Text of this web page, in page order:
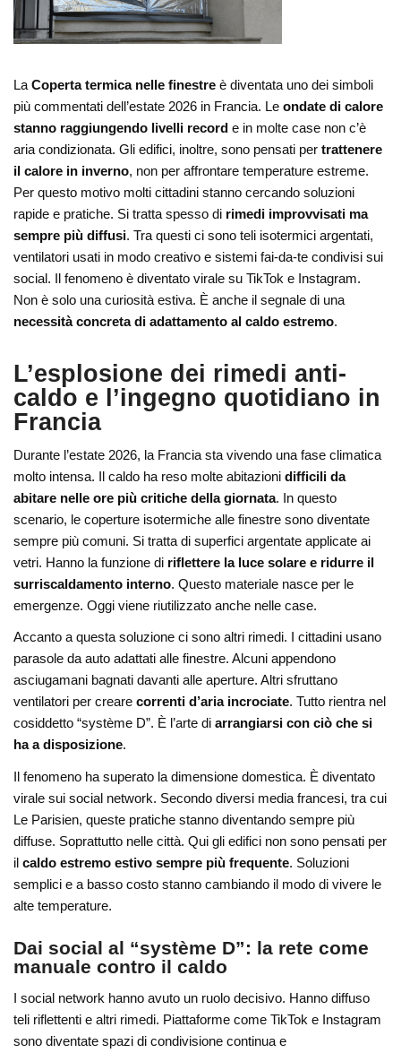
LaCoperta termica nelle finestre è diventata uno dei simboli
più commentati dell’estate 2026 in Francia. Leondate di calore
stanno raggiungendo livelli record e in molte case non c’è
aria condizionata. Gli edifici, inoltre, sono pensati pertrattenere
il calore in inverno, non per affrontare temperature estreme.
Per questo motivo molti cittadini stanno cercando soluzioni
rapide e pratiche. Si tratta spesso di rimedi improvvisati ma
sempre più diffusi. Tra questi ci sono teli isotermici argentati,
ventilatori usati in modo creativo e sistemi fai-da-te condivisi sui
social. Il fenomeno è diventato virale su TikTok e Instagram.
Non è solo una curiosità estiva. È anche il segnale di una
necessità concreta di adattamento al caldo estremo.
L’esplosione dei rimedi anti-
caldo e l’ingegno quotidiano in
Francia
Durante l’estate 2026, la Francia sta vivendo una fase climatica
molto intensa. Il caldo ha reso molte abitazionidifficili da
abitare nelle ore più critiche della giornata. In questo
scenario, le coperture isotermiche alle finestre sono diventate
sempre più comuni. Si tratta di superfici argentate applicate ai
vetri. Hanno la funzione di riflettere la luce solare e ridurre il
surriscaldamento interno. Questo materiale nasce per le
emergenze. Oggi viene riutilizzato anche nelle case.
Accanto a questa soluzione ci sono altri rimedi. I cittadini usano
parasole da auto adattati alle finestre. Alcuni appendono
asciugamani bagnati davanti alle aperture. Altri sfruttano
ventilatori per crearecorrenti d’aria incrociate. Tutto rientra nel
cosiddetto “système D”. È l’arte diarrangiarsi con ciò che si
ha a disposizione.
Il fenomeno ha superato la dimensione domestica. È diventato
virale sui social network. Secondo diversi media francesi, tra cui
Le Parisien, queste pratiche stanno diventando sempre più
diffuse. Soprattutto nelle città. Qui gli edifici non sono pensati per
ilcaldo estremo estivo sempre più frequente. Soluzioni
semplici e a basso costo stanno cambiando il modo di vivere le
alte temperature.
Dai social al “système D”: la rete come
manuale contro il caldo
I social network hanno avuto un ruolo decisivo. Hanno diffuso
teli riflettenti e altri rimedi. Piattaforme comeTikTok e Instagram
sono diventate spazi di condivisione continua e